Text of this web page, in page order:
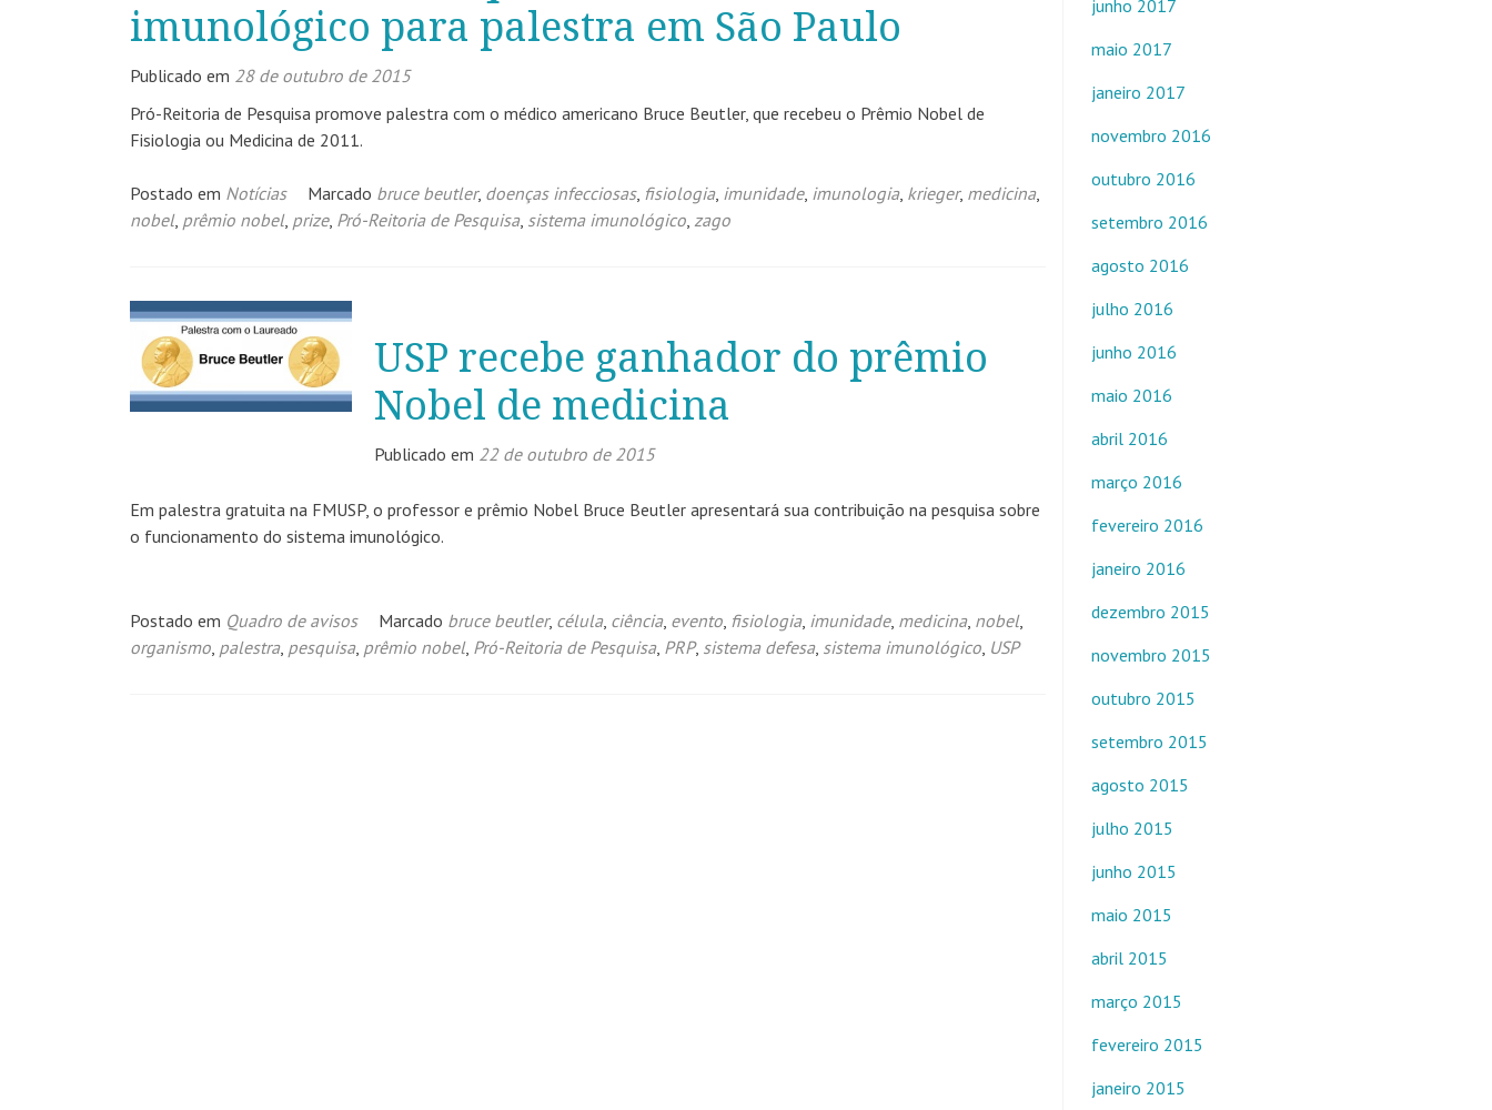
imunológico para palestra em São Paulo
Publicado em 28 de outubro de 2015
Pró-Reitoria de Pesquisa promove palestra com o médico americano Bruce Beutler, que recebeu o Prêmio Nobel de
Fisiologia ou Medicina de 2011.
Postado em Notícias Marcado bruce beutler, doenças infecciosas, fisiologia, imunidade, imunologia, krieger, medicina,
nobel, prêmio nobel, prize, Pró-Reitoria de Pesquisa, sistema imunológico, zago
USP recebe ganhador do prêmio
Nobel de medicina
Publicado em 22 de outubro de 2015
Em palestra gratuita na FMUSP, o professor e prêmio Nobel Bruce Beutler apresentará sua contribuição na pesquisa sobre
o funcionamento do sistema imunológico.
Postado em Quadro de avisos Marcado bruce beutler, célula, ciência, evento, fisiologia, imunidade, medicina, nobel,
organismo, palestra, pesquisa, prêmio nobel, Pró-Reitoria de Pesquisa, PRP, sistema defesa, sistema imunológico, USP
junho 2017
maio 2017
janeiro 2017
novembro 2016
outubro 2016
setembro 2016
agosto 2016
julho 2016
junho 2016
maio 2016
abril 2016
março 2016
fevereiro 2016
janeiro 2016
dezembro 2015
novembro 2015
outubro 2015
setembro 2015
agosto 2015
julho 2015
junho 2015
maio 2015
abril 2015
março 2015
fevereiro 2015
janeiro 2015